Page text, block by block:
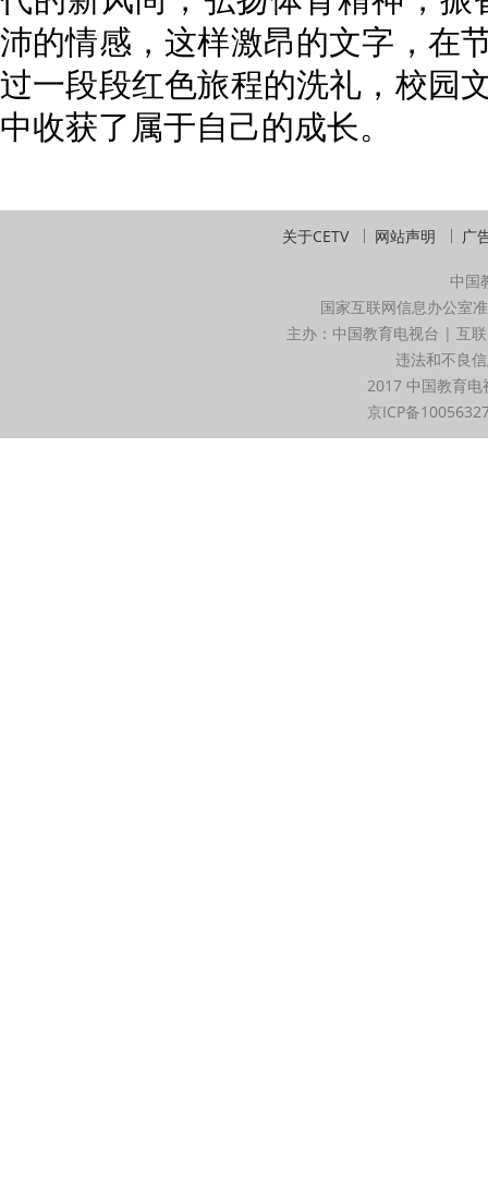
沛的情感，这样激昂的文字，在
过一段段红色旅程的洗礼，校园
中收获了属于自己的成长。
关于CETV 网站声明 广
中国
国家互联网信息办公室
主办：中国教育电视台 | 互
违法和不良
2017 中国教育
京ICP备